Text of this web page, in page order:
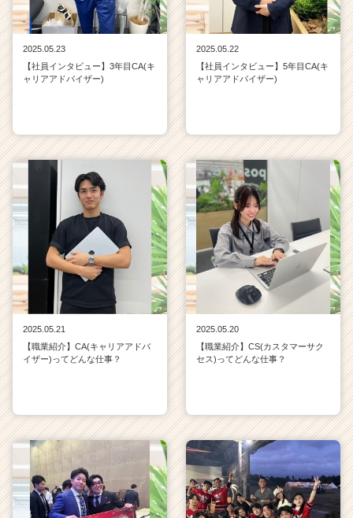
2025.05.23
【社員インタビュー】3年目CA(キ
ャリアアドバイザー)
2025.05.22
【社員インタビュー】5年目CA(キ
ャリアアドバイザー)
2025.05.21
【職業紹介】CA(キャリアアドバ
イザー)ってどんな仕事？
2025.05.20
【職業紹介】CS(カスタマーサク
セス)ってどんな仕事？